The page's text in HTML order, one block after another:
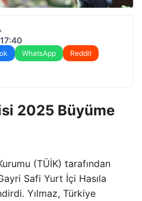
WhatsApp
Reddit
2025 Büyüme
(TÜİK) tarafından
Safi Yurt İçi Hasıla
Yılmaz, Türkiye